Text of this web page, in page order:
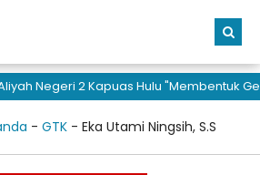
Negeri 2 Kapuas Hulu "Membentuk
- GTK- Eka Utami Ningsih, S.S